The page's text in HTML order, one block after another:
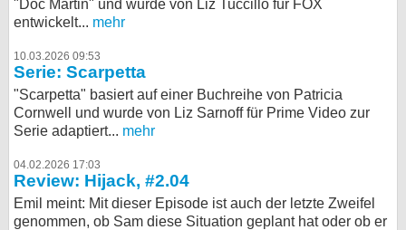
"Doc Martin" und wurde von Liz Tuccillo für FOX
entwickelt... mehr
10.03.2026 09:53
Serie: Scarpetta
"Scarpetta" basiert auf einer Buchreihe von Patricia
Cornwell und wurde von Liz Sarnoff für Prime Video zur
Serie adaptiert... mehr
04.02.2026 17:03
Review: Hijack, #2.04
Emil meint: Mit dieser Episode ist auch der letzte Zweifel
genommen, ob Sam diese Situation geplant hat oder ob er